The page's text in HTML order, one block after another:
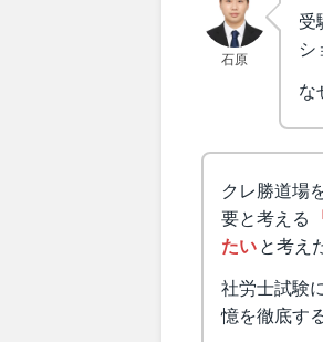
石原
受
シ
な
クレ勝道場
要と考える
たいと考え
社労士試験
憶を徹底す